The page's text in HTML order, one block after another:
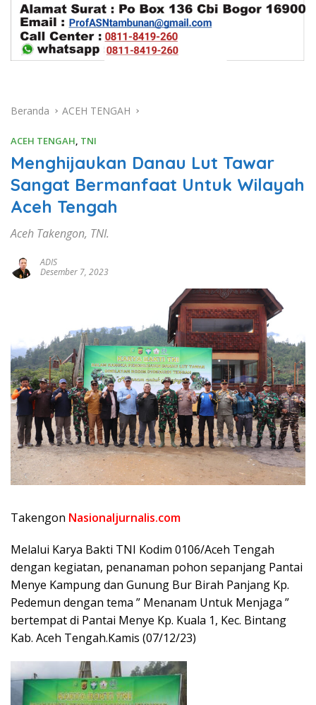
Beranda ACEH TENGAH
ACEH TENGAH, TNI
Menghijaukan Danau Lut Tawar
Sangat Bermanfaat Untuk Wilayah
Aceh Tengah
Aceh Takengon, TNI.
ADIS
Desember 7, 2023
Takengon Nasionaljurnalis.com
Melalui Karya Bakti TNI Kodim 0106/Aceh Tengah
dengan kegiatan, penanaman pohon sepanjang Pantai
Menye Kampung dan Gunung Bur Birah Panjang Kp.
Pedemun dengan tema ” Menanam Untuk Menjaga ”
bertempat di Pantai Menye Kp. Kuala 1, Kec. Bintang
Kab. Aceh Tengah.Kamis (07/12/23)